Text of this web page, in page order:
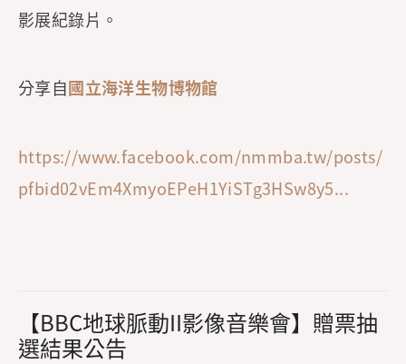
影展紀錄片。
分享自國立海洋生物博物館
https://www.facebook.com/nmmba.tw/posts/
pfbid02vEm4XmyoEPeH1YiSTg3HSw8y5...
【BBC地球脈動II影像音樂會】贈票抽
選結果公告